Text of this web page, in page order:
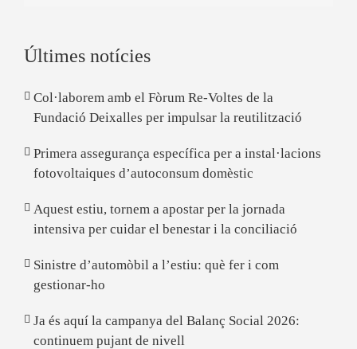
Últimes notícies
Col·laborem amb el Fòrum Re-Voltes de la
Fundació Deixalles per impulsar la reutilització
Primera assegurança específica per a instal·lacions
fotovoltaiques d’autoconsum domèstic
Aquest estiu, tornem a apostar per la jornada
intensiva per cuidar el benestar i la conciliació
Sinistre d’automòbil a l’estiu: què fer i com
gestionar-ho
Ja és aquí la campanya del Balanç Social 2026:
continuem pujant de nivell